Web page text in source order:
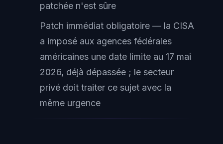
patchée n'est sûre
Patch immédiat obligatoire — la CISA
a imposé aux agences fédérales
américaines une date limite au 17 mai
2026, déjà dépassée ; le secteur
privé doit traiter ce sujet avec la
même urgence